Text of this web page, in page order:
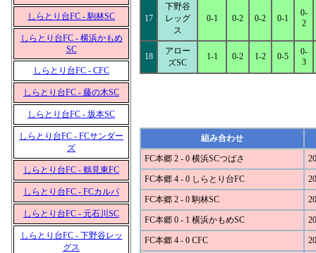
しらとり台FC - 駒林SC
しらとり台FC - 横浜かもめ
SC
しらとり台FC - CFC
しらとり台FC - 藤の木SC
しらとり台FC - 坂本SC
しらとり台FC - FCサンダー
ズ
しらとり台FC - 鶴見東FC
しらとり台FC - FCカルパ
しらとり台FC - 元石川SC
しらとり台FC - 下野谷レッ
グス
17
下野谷
レッグ
ス
0-1 0-2 0-2 0-1
0-
2
18
アロー
ズSC
1-1 0-2 1-2 0-5
0-
3
組み合わせ
FC本郷 2 - 0 横浜SCつばさ
FC本郷 4 - 0 しらとり台FC
FC本郷 2 - 0 駒林SC
FC本郷 0 - 1 横浜かもめSC
FC本郷 4 - 0 CFC